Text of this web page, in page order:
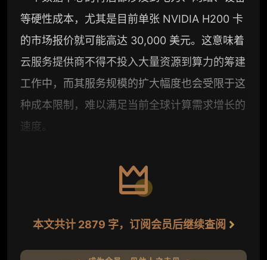
等硬性成本，尤其是目前单张 NVIDIA H200 卡
的市场报价就可能高达 30,000 美元。这意味着
云服务提供商不得不投入大量资源到算力的筹建
工作中，而其服务规模的扩大幅度也会受限于这
种成本限制，难以满足当前全球计算需求增长的
速度。
本文共计 2879 字，订阅会员后继续查阅